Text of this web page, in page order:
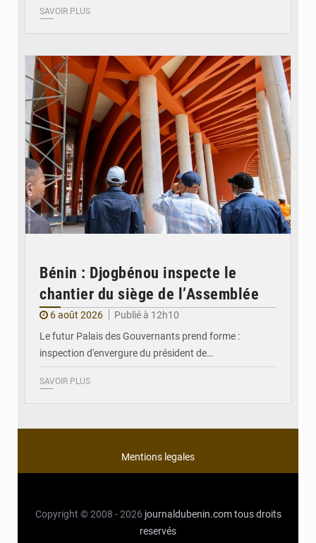
SAVOIR PLUS
Bénin : Djogbénou inspecte le
chantier du siège de l’Assemblée
6 août 2026
Publié à 12h10
Le futur Palais des Gouvernants prend forme :
inspection d'envergure du président de…
SAVOIR PLUS
Mentions legales
Copyright © 2008 - 2026 journaldubenin.com tous droits
reservés